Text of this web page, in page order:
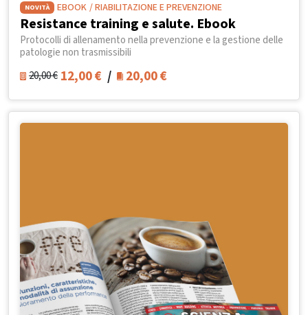
NOVITÀ EBOOK / RIABILITAZIONE E PREVENZIONE
Resistance training e salute. Ebook
Protocolli di allenamento nella prevenzione e la gestione delle
patologie non trasmissibili
20,00€ 12,00€ / 20,00€